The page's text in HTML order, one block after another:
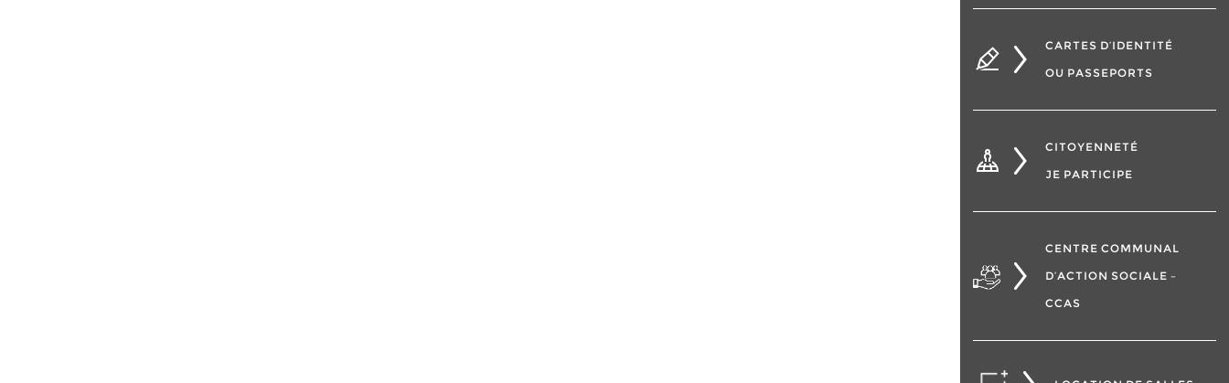
CARTES D’IDENTITÉ
OU PASSEPORTS
CITOYENNETÉ
JE PARTICIPE
CENTRE COMMUNAL
D’ACTION SOCIALE –
CCAS